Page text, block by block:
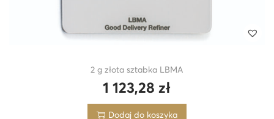
2 g złota sztabka LBMA
1 123,28zł
Dodaj do koszyka